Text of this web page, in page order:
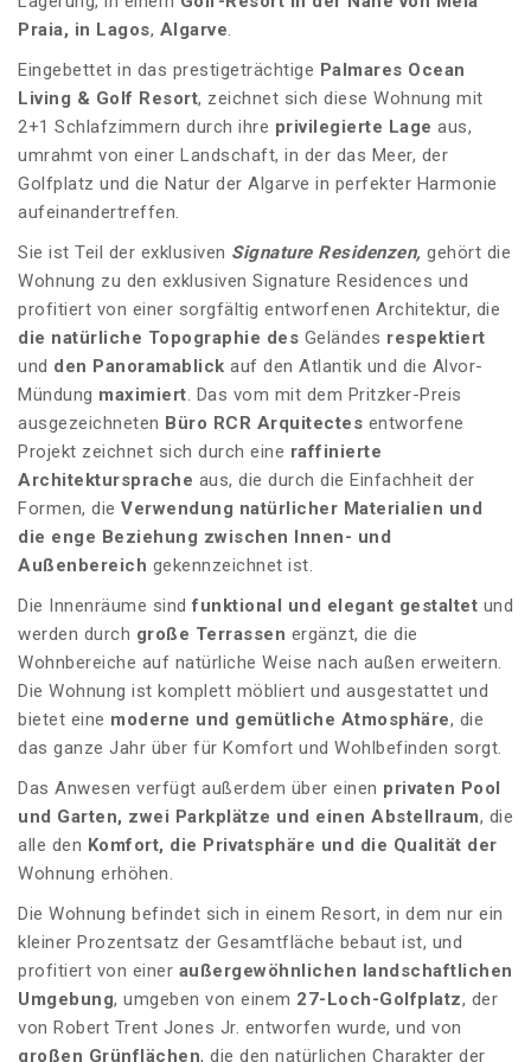
Praia, in Lagos, Algarve.
Eingebettet in das prestigeträchtige Palmares Ocean
Living & Golf Resort, zeichnet sich diese Wohnung mit
2+1 Schlafzimmern durch ihre privilegierte Lage aus,
umrahmt von einer Landschaft, in der das Meer, der
Golfplatz und die Natur der Algarve in perfekter Harmonie
aufeinandertreffen.
Sie ist Teil der exklusiven Signature Residenzen, gehört die
Wohnung zu den exklusiven Signature Residences und
profitiert von einer sorgfältig entworfenen Architektur, die
die natürliche Topographie des Geländes respektiert
und den Panoramablick auf den Atlantik und die Alvor-
Mündung maximiert. Das vom mit dem Pritzker-Preis
ausgezeichneten Büro RCR Arquitectes entworfene
Projekt zeichnet sich durch eine raffinierte
Architektursprache aus, die durch die Einfachheit der
Formen, die Verwendung natürlicher Materialien und
die enge Beziehung zwischen Innen- und
Außenbereich gekennzeichnet ist.
Die Innenräume sindfunktional und elegant gestaltet und
werden durch große Terrassen ergänzt, die die
Wohnbereiche auf natürliche Weise nach außen erweitern.
Die Wohnung ist komplett möbliert und ausgestattet und
bietet eine moderne und gemütliche Atmosphäre, die
das ganze Jahr über für Komfort und Wohlbefinden sorgt.
Das Anwesen verfügt außerdem über einen privaten Pool
und Garten, zwei Parkplätze und einen Abstellraum, die
alle den Komfort, die Privatsphäre und die Qualität der
Wohnung erhöhen.
Die Wohnung befindet sich in einem Resort, in dem nur ein
kleiner Prozentsatz der Gesamtfläche bebaut ist, und
profitiert von einer außergewöhnlichen landschaftlichen
Umgebung, umgeben von einem 27-Loch-Golfplatz, der
von Robert Trent Jones Jr. entworfen wurde, und von
großen Grünflächen, die den natürlichen Charakter der